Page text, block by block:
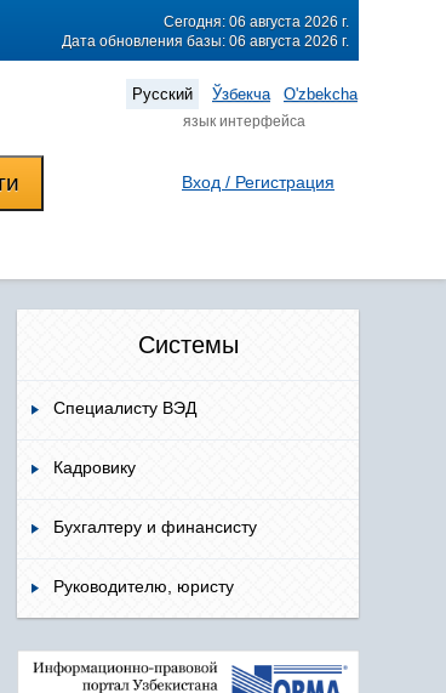
Сегодня: 06 августа 2026 г.
Дата обновления базы: 06 августа 2026 г.
Русский Ўзбекча O'zbekcha
язык интерфейса
Вход / Регистрация
Системы
Специалисту ВЭД
Кадровику
Бухгалтеру и финансисту
Руководителю, юристу